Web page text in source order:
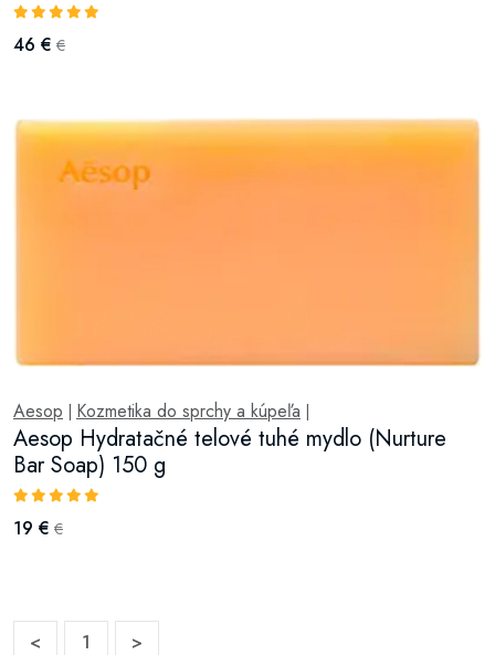
46 € €
Aesop Kozmetika do sprchy a kúpeľa
Aesop Hydratačné telové tuhé mydlo (Nurture
Bar Soap) 150 g
19 € €
< 1 >